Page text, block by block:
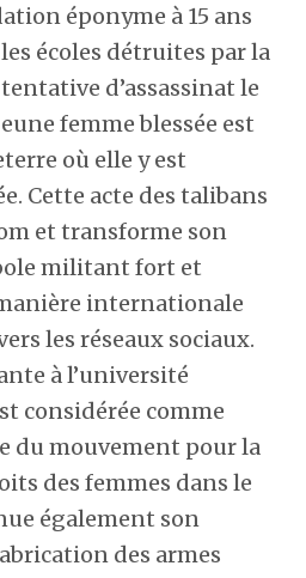
éponyme à 15 ans
écoles détruites par la
d’assassinat le
femme blessée est
où elle y est
Cette acte des talibans
et transforme son
militant fort et
internationale
les réseaux sociaux.
à l’université
considérée comme
du mouvement pour la
des femmes dans le
également son
des armes